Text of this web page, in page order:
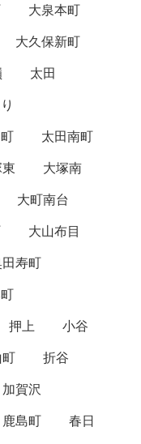
大泉本町
大久保新町
太田
太田南町
大塚南
大町南台
大山布目
寿町
押上
小谷
折谷
加賀沢
鹿島町
春日